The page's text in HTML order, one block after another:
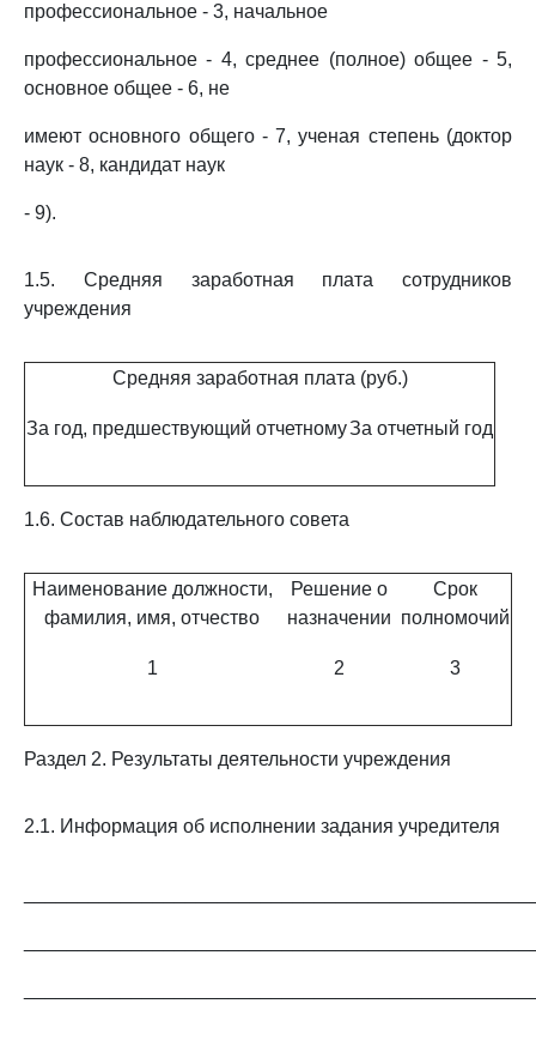
профессиональное - 3, начальное
профессиональное - 4, среднее (полное) общее - 5,
основное общее - 6, не
имеют основного общего - 7, ученая степень (доктор
наук - 8, кандидат наук
- 9).
1.5. Средняя заработная плата сотрудников
учреждения
Средняя заработная плата (руб.)
За год, предшествующий отчетномуЗа отчетный год
1.6. Состав наблюдательного совета
Наименование должности,
фамилия, имя, отчество
Решение о
назначении
Срок
полномочий
1 2 3
Раздел 2. Результаты деятельности учреждения
2.1. Информация об исполнении задания учредителя